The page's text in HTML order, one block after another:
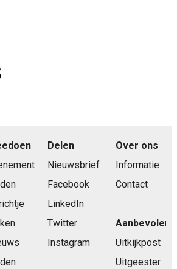
Delen
Nieuwsbrief
Facebook
LinkedIn
Twitter
Instagram
Over ons
Informatie
Contact
Aanbevolen
Uitkijkpost
Uitgeester